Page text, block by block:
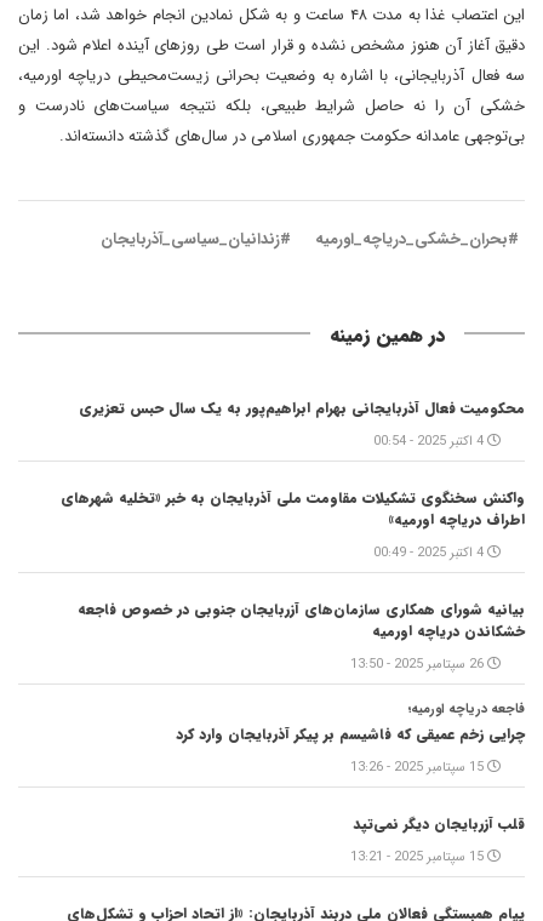
این اعتصاب غذا به مدت ۴۸ ساعت و به شکل نمادین انجام خواهد شد، اما زمان
دقیق آغاز آن هنوز مشخص نشده و قرار است طی روزهای آینده اعلام شود. این
سه فعال آذربایجانی، با اشاره به وضعیت بحرانی زیست‌محیطی دریاچه اورمیه،
خشکی آن را نه حاصل شرایط طبیعی، بلکه نتیجه سیاست‌های نادرست و
بی‌توجهی عامدانه حکومت جمهوری اسلامی در سال‌های گذشته دانسته‌اند.
#بحران_خشکی_دریاچه_اورمیه #زندانیان_سیاسی_آذربایجان
در همین زمینه
محکومیت فعال آذربایجانی بهرام ابراهیم‌پور به یک سال حبس تعزیری
4 اکتبر 2025 - 00:54
واکنش سخنگوی تشکیلات مقاومت ملی آذربایجان به خبر «تخلیه شهرهای
اطراف دریاچه اورمیه»
4 اکتبر 2025 - 00:49
بیانیه شورای همکاری سازمان‌های آزربایجان جنوبی در خصوص فاجعه
خشکاندن دریاچه اورمیه
26 سپتامبر 2025 - 13:50
فاجعه دریاچه اورمیه؛
چرایی زخم عمیقی که فاشیسم بر پیکر آذربایجان وارد کرد
15 سپتامبر 2025 - 13:26
قلب آزربایجان دیگر نمی‌تپد
15 سپتامبر 2025 - 13:21
پیام همبستگی فعالان ملی دربند آذربایجان: «از اتحاد احزاب و تشکل‌های